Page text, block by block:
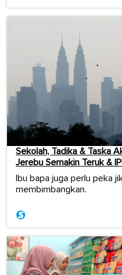
Sekolah, Tadika & Taska
Jerebu Semakin Teruk &
Ibu bapa juga perlu peka
membimbangkan.